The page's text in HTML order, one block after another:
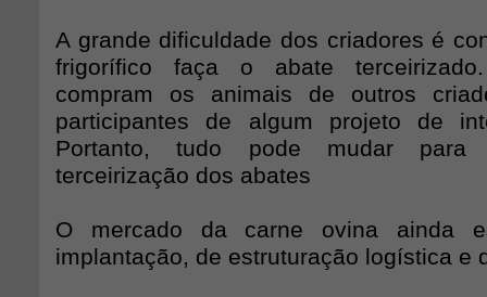
A grande dificuldade dos criadores é
frigorífico faça o abate
compram os animais de outros
participantes de algum projeto de
Portanto, tudo pode mudar
terceirização dos abates
O mercado da carne ovina ainda
implantação, de estruturação logística e